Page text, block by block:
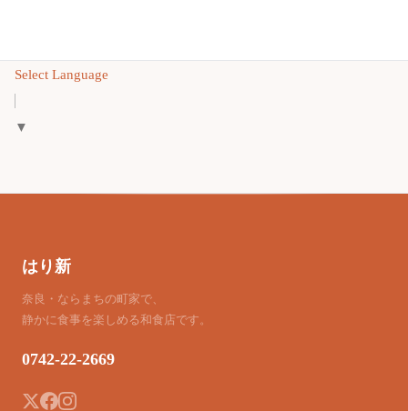
Select Language
▼
はり新
奈良・ならまちの町家で、
静かに食事を楽しめる和食店です。
0742-22-2669